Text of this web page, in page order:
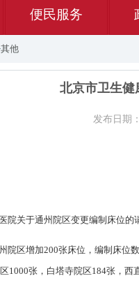
便民服务
其他
北京市卫生健
发布日期
院关于通州院区变更编制床位
院区增加200张床位，编制床位
1000张，白塔寺院区184张，西